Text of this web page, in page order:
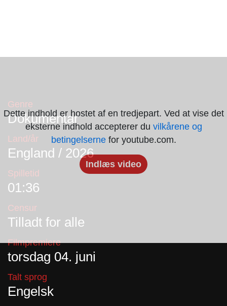
Dette indhold er hostet af en tredjepart. Ved at vise det
eksterne indhold accepterer du vilkårene og
betingelsernefor youtube.com.
Indlæs video
Genre
Dokumentar
Land/år
England / 2026
Spilletid
01:36
Censur
Tilladt for alle
Filmpremiere
torsdag 04. juni
Talt sprog
Engelsk